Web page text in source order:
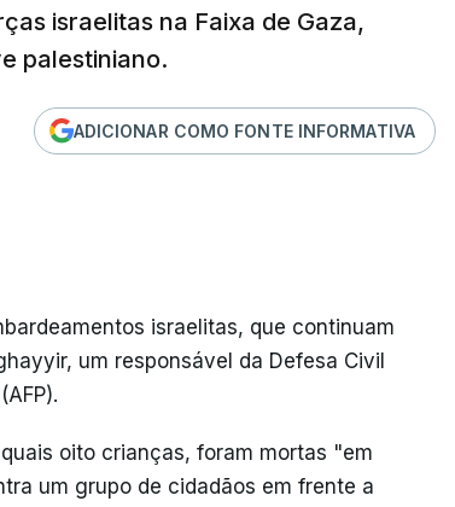
israelitas na Faixa de Gaza,
palestiniano.
ADICIONAR COMO FONTE INFORMATIVA
israelitas, que continuam
um responsável da Defesa Civil
oito crianças, foram mortas "em
um grupo de cidadãos em frente a